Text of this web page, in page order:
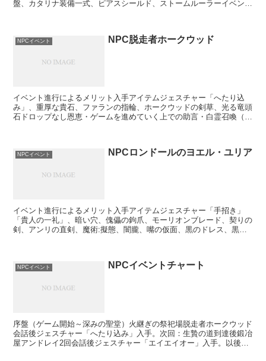
盤、カタリナ装備一式、ピアスシールド、ストームルーラーイベント
NPCイベント NPC脱走者ホークウッド
イベント進行によるメリット入手アイテムジェスチャー「へたり込
み」、重厚な貴石、ファランの指輪、ホークウッドの剣草、光る竜頭
石ドロップなし恩恵・ゲームを進めていく上での助言・白霊召喚（古
NPCイベント NPCロンドールのヨエル・ユリア
イベント進行によるメリット入手アイテムジェスチャー「手招き」
「貴人の一礼」、暗い穴、傀儡の鉤爪、モーリオンブレード、契りの
剣、アンリの直剣、魔術:擬態、闇朧、嘴の仮面、黒のドレス、黒の
NPCイベント NPCイベントチャート
序盤（ゲーム開始～深みの聖堂）火継ぎの祭祀場脱走者ホークウッド
会話後ジェスチャー「へたり込み」入手。次回：生贄の道到達後鍛冶
屋アンドレイ2回会話後ジェスチャー「エイエイオー」入手。以後脱